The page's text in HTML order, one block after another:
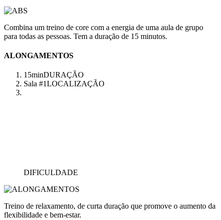
Combina um treino de core com a energia de uma aula de grupo
para todas as pessoas. Tem a duração de 15 minutos.
ALONGAMENTOS
15minDURAÇÃO
Sala #1LOCALIZAÇÃO
DIFICULDADE
Treino de relaxamento, de curta duração que promove o aumento da
flexibilidade e bem-estar.